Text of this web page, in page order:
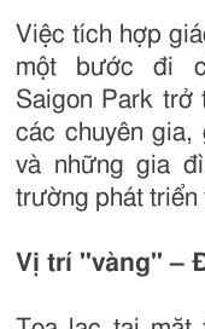
Việc tích hợp
một bước đi
Saigon Park trở
các chuyên gia,
và những gia
trường phát triển
Vị trí "vàng" –